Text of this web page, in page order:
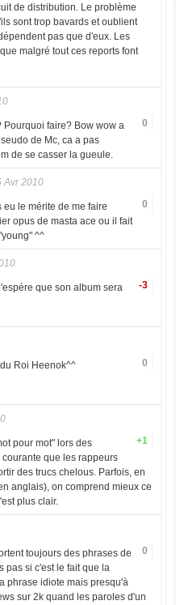
de distribution. Le problème
sont trop bavards et oublient
pas que d'eux. Les
malgré tout ces reports font
0
faire? Bow wow a
de Mc, ca a pas
de se casser la gueule.
Avr 2010
0
le mérite de me faire
opus de masta ace ou il fait
^^
-3
que son album sera
0
Roi Heenok^^
+1
pour mot" lors des
que les rappeurs
des trucs chelous. Parfois, en
anglais), on comprend mieux ce
plus clair.
0
toujours des phrases de
pas si c'est le fait que la
phrase idiote mais presqu'à
sur 2k quand les paroles d'un